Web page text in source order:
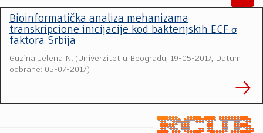
Bioinformatička analiza mehanizama
transkripcione inicijacije kod bakterijskih ECF σ
faktora Srbija
Guzina Jelena N. (Univerzitet u Beogradu, 19-05-2017, Datum
odbrane: 05-07-2017)